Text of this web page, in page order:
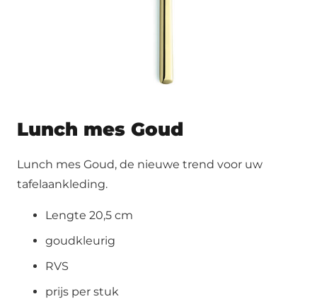
Lunch mes Goud
Lunch mes Goud, de nieuwe trend voor uw
tafelaankleding.
Lengte 20,5 cm
goudkleurig
RVS
prijs per stuk